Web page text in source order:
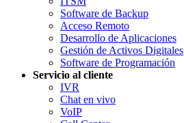
Software de Backup
Acceso Remoto
Desarrollo de Aplicaciones
Gestión de Activos Digitales
Software de Programación
Servicio al cliente
IVR
Chat en vivo
VoIP